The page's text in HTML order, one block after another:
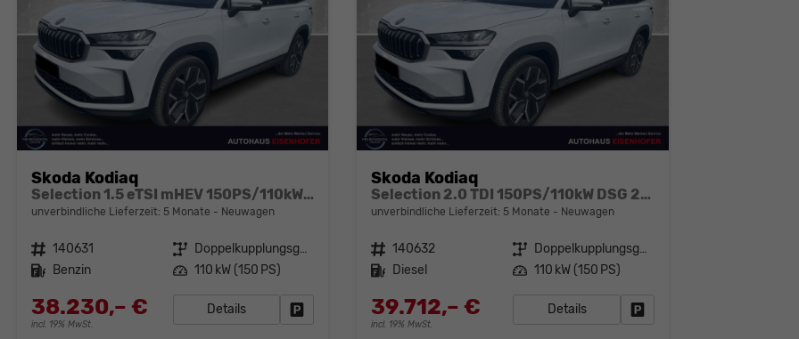
Skoda Kodiaq
Selection 1.5 eTSI mHEV 150PS/110kW DSG 2026
unverbindliche Lieferzeit: 5 Monate Neuwagen
Fahrzeugnr. 140631 Getriebe
Doppelkupplungsgetriebe (DSG)
Kraftstoff Benzin Leistung 110 kW (150 PS)
38.230,– €
incl. 19% MwSt.
Details Fahrzeug parken
Skoda Kodiaq
Selection 2.0 TDI 150PS/110kW DSG 2026
unverbindliche Lieferzeit: 5 Monate Neuwagen
Fahrzeugnr. 140632 Getriebe
Doppelkupplungsgetriebe (DSG)
Kraftstoff Diesel Leistung 110 kW (150 PS)
39.712,– €
incl. 19% MwSt.
Details